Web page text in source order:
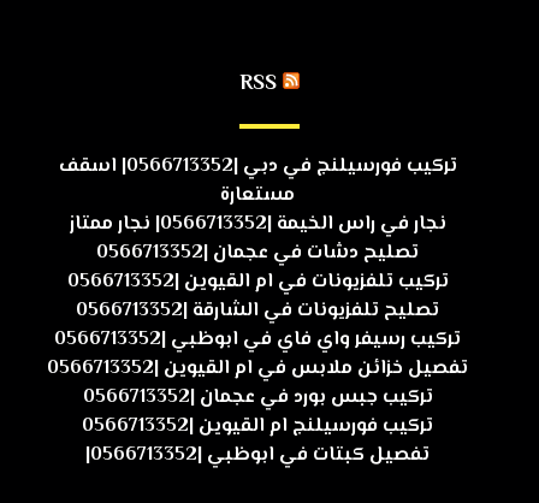
RSS
تركيب فورسيلنج في دبي |0566713352| اسقف
مستعارة
نجار في راس الخيمة |0566713352| نجار ممتاز
تصليح دشات في عجمان |0566713352
تركيب تلفزيونات في ام القيوين |0566713352
تصليح تلفزيونات في الشارقة |0566713352
تركيب رسيفر واي فاي في ابوظبي |0566713352
تفصيل خزائن ملابس في ام القيوين |0566713352
تركيب جبس بورد في عجمان |0566713352
تركيب فورسيلنج ام القيوين |0566713352
تفصيل كبتات في ابوظبي |0566713352|